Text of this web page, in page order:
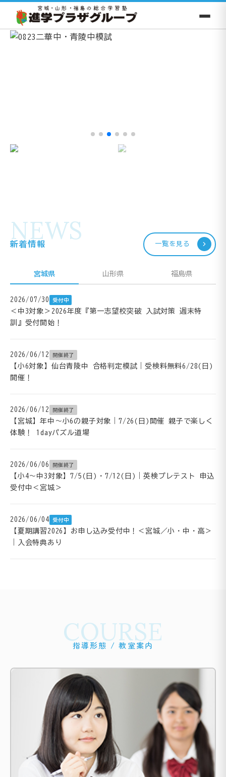
NEWS
新着情報 一覧を見る
宮城県 山形県 福島県
2026/07/30 受付中
＜中3対象＞2026年度『第一志望校突破 入試対策 週末特
訓』受付開始！
2026/06/12 開催終了
【小6対象】仙台青陵中 合格判定模試｜受検料無料6/28(日)
開催！
2026/06/12 開催終了
【宮城】年中～小6の親子対象｜7/26(日)開催 親子で楽しく
体験！ 1dayパズル道場
2026/06/06 開催終了
【小4～中3対象】7/5(日)・7/12(日)｜英検プレテスト 申込
受付中＜宮城＞
2026/06/04 受付中
【夏期講習2026】お申し込み受付中！＜宮城／小・中・高＞
｜入会特典あり
COURSE
指導形態 / 教室案内